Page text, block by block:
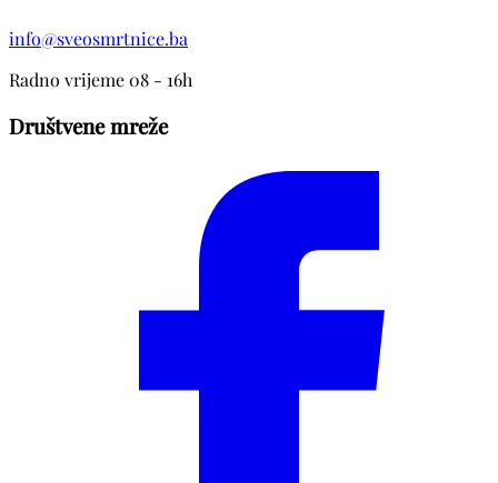
info@sveosmrtnice.ba
Radno vrijeme 08 - 16h
Društvene mreže